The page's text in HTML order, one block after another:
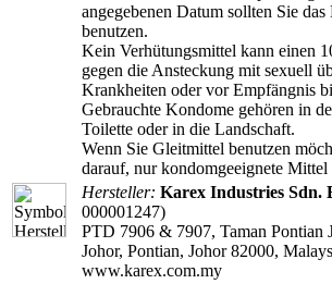
angegebenen Datum sollten Sie
benutzen.
Kein Verhütungsmittel kann einen
gegen die Ansteckung mit sexuell
Krankheiten oder vor Empfängnis
Gebrauchte Kondome gehören in
Toilette oder in die Landschaft.
Wenn Sie Gleitmittel benutzen
darauf, nur kondomgeeignete Mittel
Hersteller: Karex Industries Sdn.
000001247)
PTD 7906 & 7907, Taman Pontian
Johor, Pontian, Johor 82000,
www.karex.com.my